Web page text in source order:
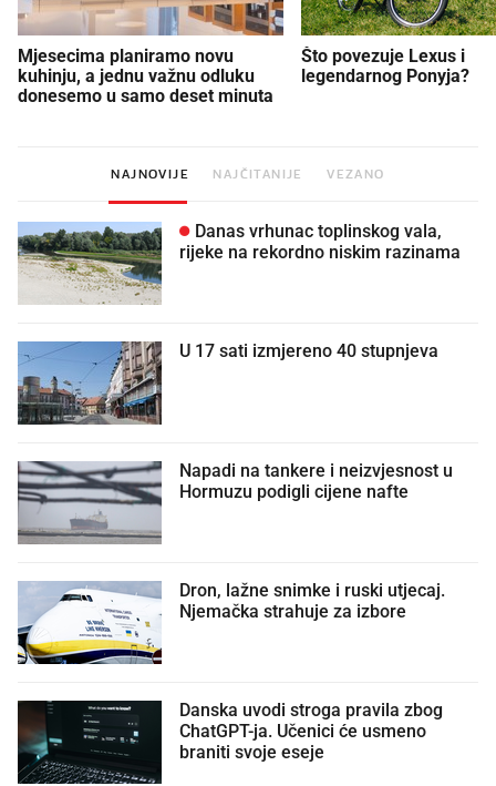
Mjesecima planiramo novu
kuhinju, a jednu važnu odluku
donesemo u samo deset minuta
Što povezuje Lexus i
legendarnog Ponyja?
NAJNOVIJE NAJČITANIJE VEZANO
Danas vrhunac toplinskog vala,
rijeke na rekordno niskim razinama
U 17 sati izmjereno 40 stupnjeva
Napadi na tankere i neizvjesnost u
Hormuzu podigli cijene nafte
Dron, lažne snimke i ruski utjecaj.
Njemačka strahuje za izbore
Danska uvodi stroga pravila zbog
ChatGPT-ja. Učenici će usmeno
braniti svoje eseje